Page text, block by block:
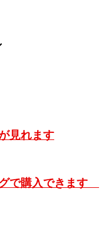
見れます
で購入できます